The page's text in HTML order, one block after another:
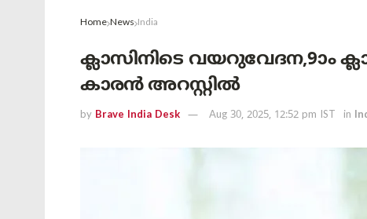
Home News India
ക്ലാസിനിടെ വയറുവേദന,9ാം
കാരൻ അറസ്റ്റിൽ
by Brave India Desk Aug 30, 2025, 12:52 pm IST in